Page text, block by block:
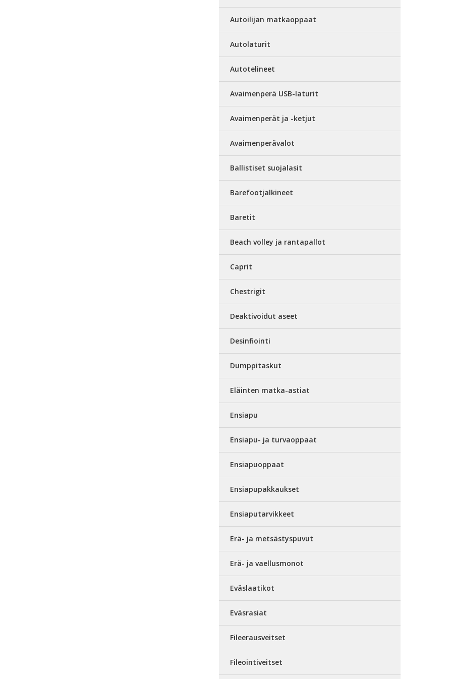
Autoilijan matkaoppaat
Autolaturit
Autotelineet
Avaimenperä USB-laturit
Avaimenperät ja -ketjut
Avaimenperävalot
Ballistiset suojalasit
Barefootjalkineet
Baretit
Beach volley ja rantapallot
Caprit
Chestrigit
Deaktivoidut aseet
Desinfiointi
Dumppitaskut
Eläinten matka-astiat
Ensiapu
Ensiapu- ja turvaoppaat
Ensiapuoppaat
Ensiapupakkaukset
Ensiaputarvikkeet
Erä- ja metsästyspuvut
Erä- ja vaellusmonot
Eväslaatikot
Eväsrasiat
Fileerausveitset
Fileointiveitset